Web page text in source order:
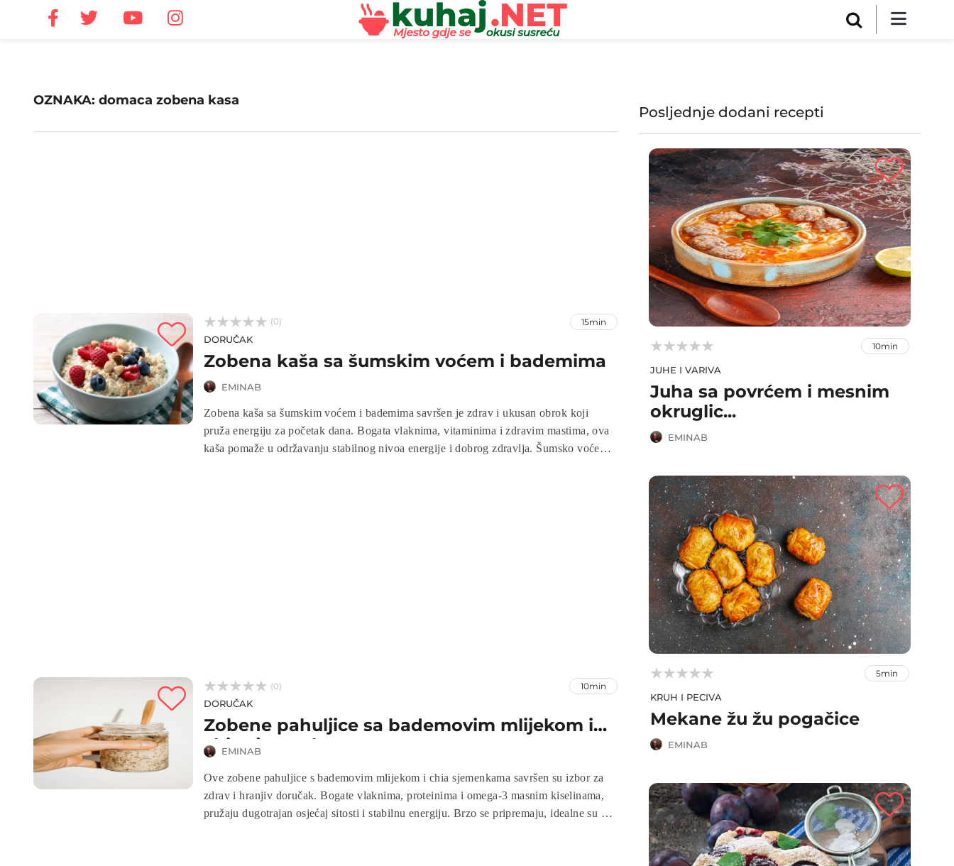
OZNAKA: domaca zobena kasa


 (0) 15min
DORUČAK
Zobena kaša sa šumskim voćem i bademima
EMINAB
Zobena kaša sa šumskim voćem i bademima savršen je zdrav i ukusan obrok koji
pruža energiju za početak dana. Bogata vlaknima, vitaminima i zdravim mastima, ova
kaša pomaže u održavanju stabilnog nivoa energije i dobrog zdravlja. Šumsko voće


 (0) 10min
DORUČAK
Zobene pahuljice sa bademovim mlijekom i
chia sjemenkama
EMINAB
Ove zobene pahuljice s bademovim mlijekom i chia sjemenkama savršen su izbor za
zdrav i hranjiv doručak. Bogate vlaknima, proteinima i omega-3 masnim kiselinama,
pružaju dugotrajan osjećaj sitosti i stabilnu energiju. Brzo se pripremaju, idealne su za
Posljednje dodani recepti


 10min
JUHE I VARIVA
Juha sa povrćem i mesnim
okruglic...
EMINAB


 5min
KRUH I PECIVA
Mekane žu žu pogačice
EMINAB